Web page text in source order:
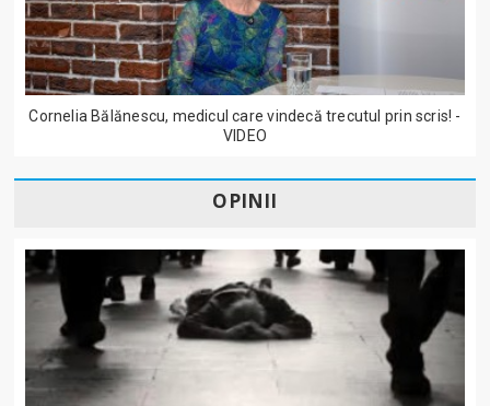
Cornelia Bălănescu, medicul care vindecă trecutul prin scris! -
VIDEO
OPINII